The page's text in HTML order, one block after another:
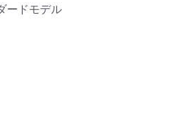
ードモデル